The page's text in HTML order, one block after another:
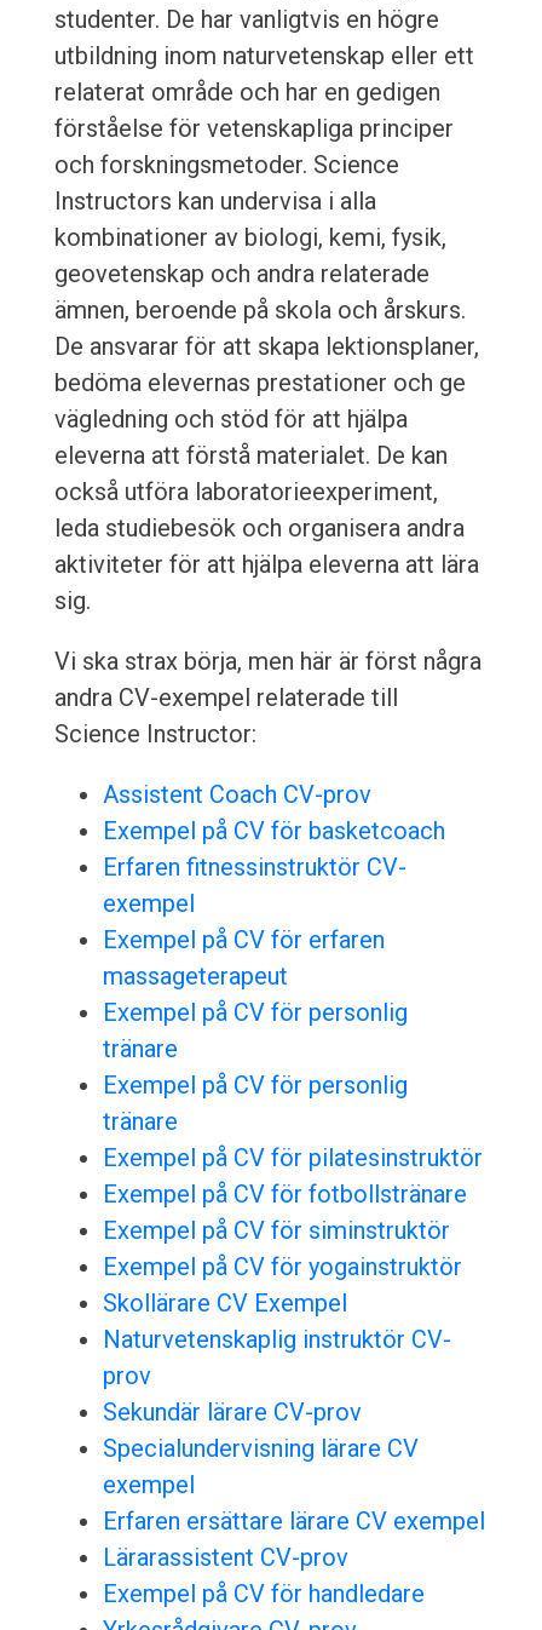
studenter. De har vanligtvis en högre
utbildning inom naturvetenskap eller ett
relaterat område och har en gedigen
förståelse för vetenskapliga principer
och forskningsmetoder. Science
Instructors kan undervisa i alla
kombinationer av biologi, kemi, fysik,
geovetenskap och andra relaterade
ämnen, beroende på skola och årskurs.
De ansvarar för att skapa lektionsplaner,
bedöma elevernas prestationer och ge
vägledning och stöd för att hjälpa
eleverna att förstå materialet. De kan
också utföra laboratorieexperiment,
leda studiebesök och organisera andra
aktiviteter för att hjälpa eleverna att lära
sig.
Vi ska strax börja, men här är först några
andra CV-exempel relaterade till
Science Instructor:
Assistent Coach CV-prov
Exempel på CV för basketcoach
Erfaren fitnessinstruktör CV-
exempel
Exempel på CV för erfaren
massageterapeut
Exempel på CV för personlig
tränare
Exempel på CV för personlig
tränare
Exempel på CV för pilatesinstruktör
Exempel på CV för fotbollstränare
Exempel på CV för siminstruktör
Exempel på CV för yogainstruktör
Skollärare CV Exempel
Naturvetenskaplig instruktör CV-
prov
Sekundär lärare CV-prov
Specialundervisning lärare CV
exempel
Erfaren ersättare lärare CV exempel
Lärarassistent CV-prov
Exempel på CV för handledare